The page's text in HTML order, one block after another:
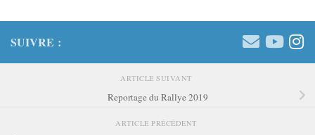
SUIVRE :
ARTICLE SUIVANT
Reportage du Rallye 2019
ARTICLE PRÉCÉDENT